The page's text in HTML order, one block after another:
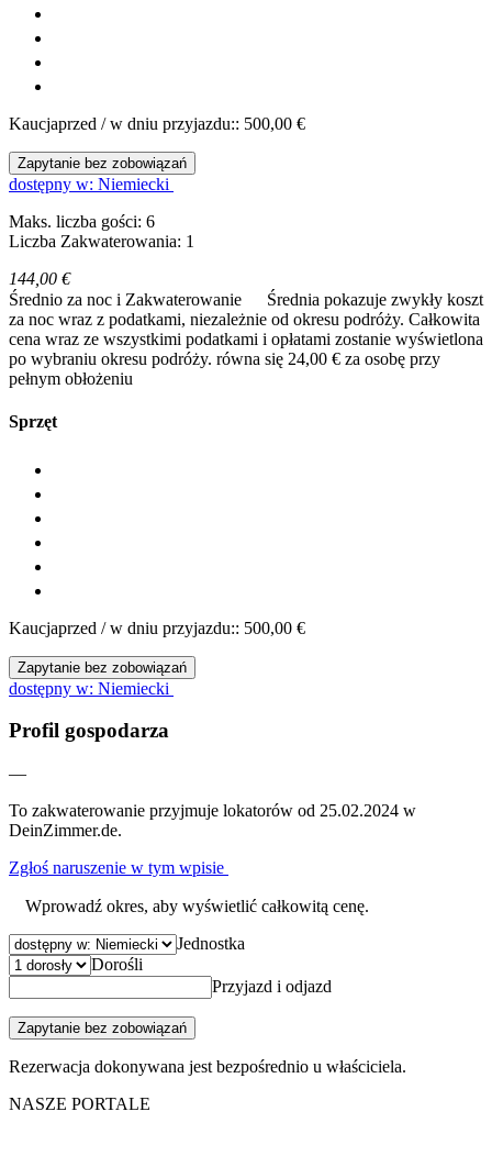
Kaucjaprzed / w dniu przyjazdu:: 500,00 €
Zapytanie bez zobowiązań
dostępny w: Niemiecki
Maks. liczba gości: 6
Liczba Zakwaterowania: 1
144,00 €
Średnio za noc i Zakwaterowanie
Średnia pokazuje zwykły koszt
za noc wraz z podatkami, niezależnie od okresu podróży. Całkowita
cena wraz ze wszystkimi podatkami i opłatami zostanie wyświetlona
po wybraniu okresu podróży. równa się 24,00 € za osobę przy
pełnym obłożeniu
Sprzęt
Kaucjaprzed / w dniu przyjazdu:: 500,00 €
Zapytanie bez zobowiązań
dostępny w: Niemiecki
Profil gospodarza
—
To zakwaterowanie przyjmuje lokatorów od 25.02.2024 w
DeinZimmer.de.
Zgłoś naruszenie w tym wpisie
Wprowadź okres, aby wyświetlić całkowitą cenę.
Jednostka
Dorośli
Przyjazd i odjazd
Zapytanie bez zobowiązań
Rezerwacja dokonywana jest bezpośrednio u właściciela.
NASZE PORTALE